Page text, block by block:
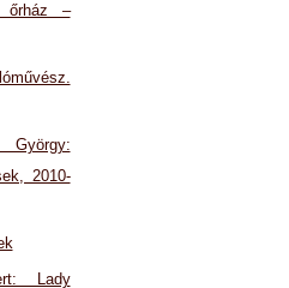
őrház –
2010-
Lady